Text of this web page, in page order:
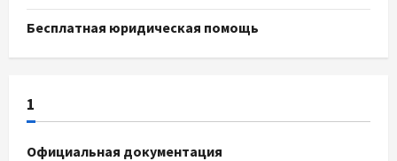
Бесплатная юридическая помощь
1
Официальная документация